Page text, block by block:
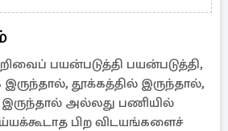
பயன்படுத்தி பயன்படுத்தி,
தூக்கத்தில் இருந்தால்,
இருந்தால் அல்லது பணியில்
பிற விடயங்களைச்